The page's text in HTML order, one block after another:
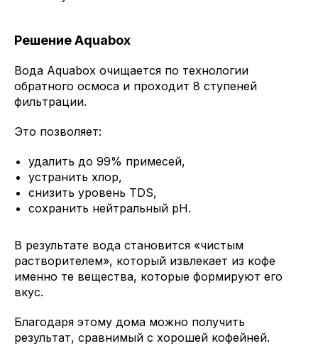
Решение Aquabox
Вода Aquabox очищается по технологии
обратного осмоса и проходит 8 ступеней
фильтрации.
Это позволяет:
удалить до 99% примесей,
устранить хлор,
снизить уровень TDS,
сохранить нейтральный pH.
В результате вода становится «чистым
растворителем», который извлекает из кофе
именно те вещества, которые формируют его
вкус.
Благодаря этому дома можно получить
результат, сравнимый с хорошей кофейней.